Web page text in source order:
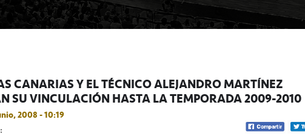
CANARIAS Y EL TÉCNICO ALEJANDRO MARTÍNEZ
SU VINCULACIÓN HASTA LA TEMPORADA 2009-2010
2008 - 10:19